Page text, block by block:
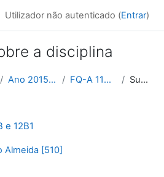
Utilizador não autenticado (Entrar)
a disciplina
Ano 2015_2016 FQ-A 11B 12B1 Sumário
e 12B1
Almeida [510]